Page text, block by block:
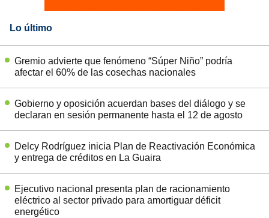
Lo último
Gremio advierte que fenómeno “Súper Niño” podría
afectar el 60% de las cosechas nacionales
Gobierno y oposición acuerdan bases del diálogo y se
declaran en sesión permanente hasta el 12 de agosto
Delcy Rodríguez inicia Plan de Reactivación Económica
y entrega de créditos en La Guaira
Ejecutivo nacional presenta plan de racionamiento
eléctrico al sector privado para amortiguar déficit
energético